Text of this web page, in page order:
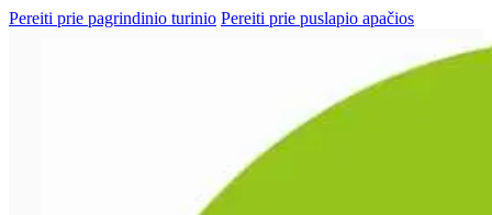
Pereiti prie pagrindinio turinio Pereiti prie puslapio apačios